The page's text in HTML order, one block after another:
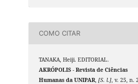
COMO CITAR
TANAKA, Heiji. EDITORIAL.
AKRÓPOLIS - Revista de Ciências
Humanas da UNIPAR,[S. l.], v. 25, n.